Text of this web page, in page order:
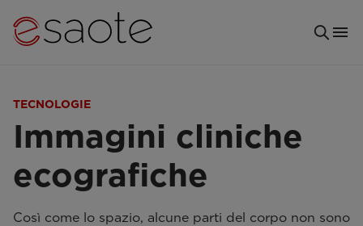
TECNOLOGIE
Immagini cliniche
ecografiche
Così come lo spazio, alcune parti del corpo non sono